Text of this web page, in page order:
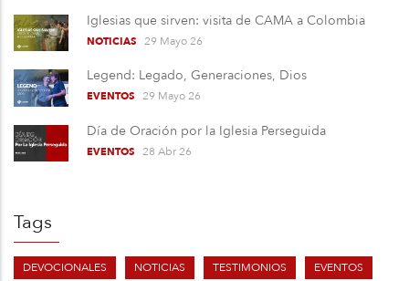
Iglesias que sirven: visita de CAMA a Colombia
NOTICIAS 29 Mayo 26
Legend: Legado, Generaciones, Dios
EVENTOS 29 Mayo 26
Día de Oración por la Iglesia Perseguida
EVENTOS 28 Abr 26
Tags
DEVOCIONALES NOTICIAS TESTIMONIOS EVENTOS